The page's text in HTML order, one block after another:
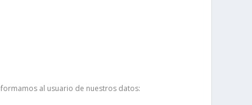
al usuario de nuestros datos: